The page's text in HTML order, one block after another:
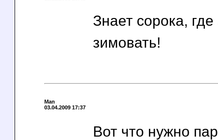
Знает сорока,
зимовать!
Man
03.04.2009 17:37
Вот что нужно